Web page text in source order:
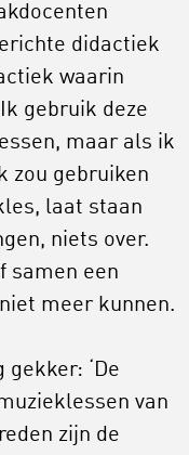
didactiek
waarin
gebruik deze
maar als ik
zou gebruiken
laat staan
niets over.
samen een
meer kunnen.
gekker: ‘De
van
zijn de